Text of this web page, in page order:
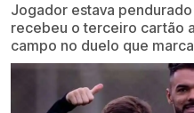
Jogador estava
recebeu o terceiro cartão
campo no duelo que